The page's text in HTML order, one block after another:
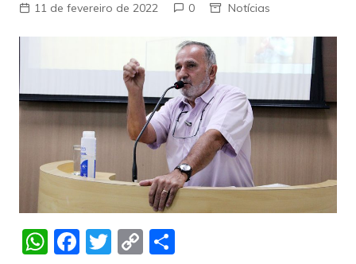
11 de fevereiro de 2022 0 Notícias
W F T C S